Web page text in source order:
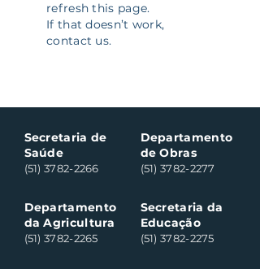
refresh this page.
If that doesn’t work,
contact us.
Secretaria de
Saúde
(51) 3782-2266
Departamento
da Agricultura
(51) 3782-2265
Departamento
de Obras
(51) 3782-2277
Secretaria da
Educação
(51) 3782-2275